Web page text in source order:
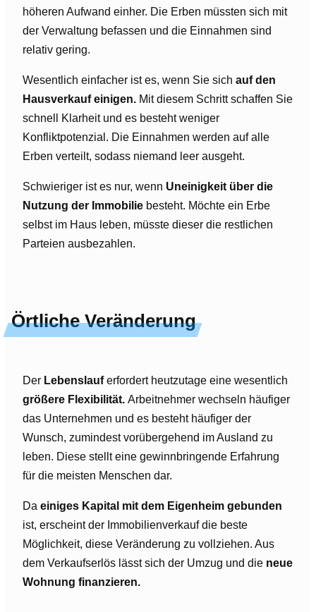
höheren Aufwand einher. Die Erben müssten sich mit
der Verwaltung befassen und die Einnahmen sind
relativ gering.
Wesentlich einfacher ist es, wenn Sie sich auf den
Hausverkauf einigen. Mit diesem Schritt schaffen Sie
schnell Klarheit und es besteht weniger
Konfliktpotenzial. Die Einnahmen werden auf alle
Erben verteilt, sodass niemand leer ausgeht.
Schwieriger ist es nur, wenn Uneinigkeit über die
Nutzung der Immobilie besteht. Möchte ein Erbe
selbst im Haus leben, müsste dieser die restlichen
Parteien ausbezahlen.
Örtliche Veränderung
Der Lebenslauferfordert heutzutage eine wesentlich
größere Flexibilität. Arbeitnehmer wechseln häufiger
das Unternehmen und es besteht häufiger der
Wunsch, zumindest vorübergehend im Ausland zu
leben. Diese stellt eine gewinnbringende Erfahrung
für die meisten Menschen dar.
Da einiges Kapital mit dem Eigenheim gebunden
ist, erscheint der Immobilienverkauf die beste
Möglichkeit, diese Veränderung zu vollziehen. Aus
dem Verkaufserlös lässt sich der Umzug und die neue
Wohnung finanzieren.